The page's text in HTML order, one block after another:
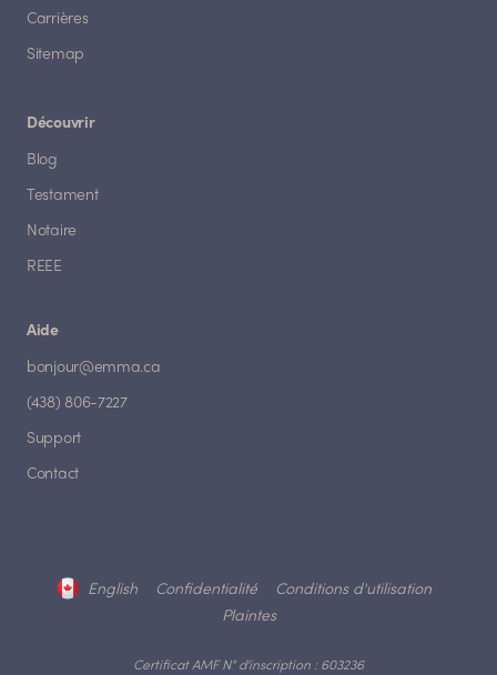
Carrières
Sitemap
Découvrir
Blog
Testament
Notaire
REEE
Aide
bonjour@emma.ca
(438) 806-7227
Support
Contact
Certificat AMF N° d'inscription : 603236
English Confidentialité
Conditions d'utilisation
Plaintes